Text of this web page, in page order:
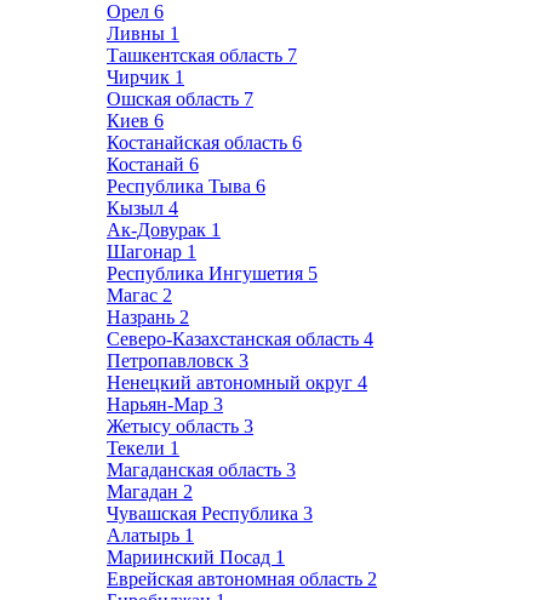
Орел 6
Ливны 1
Ташкентская область 7
Чирчик 1
Ошская область 7
Киев 6
Костанайская область 6
Костанай 6
Республика Тыва 6
Кызыл 4
Ак-Довурак 1
Шагонар 1
Республика Ингушетия 5
Магас 2
Назрань 2
Северо-Казахстанская область 4
Петропавловск 3
Ненецкий автономный округ 4
Нарьян-Мар 3
Жетысу область 3
Текели 1
Магаданская область 3
Магадан 2
Чувашская Республика 3
Алатырь 1
Мариинский Посад 1
Еврейская автономная область 2